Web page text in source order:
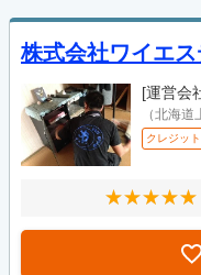
株式会社ワイエス
[運営会
（北海
クレジッ